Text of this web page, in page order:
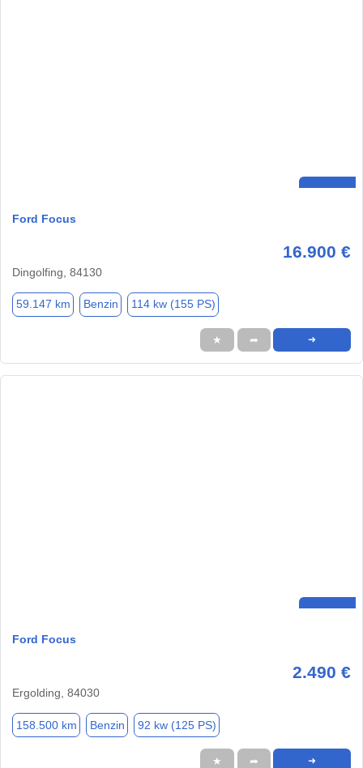
Ford Focus
16.900 €
Dingolfing, 84130
59.147 km Benzin 114 kw (155 PS)
★ ➦ ➜
Ford Focus
2.490 €
Ergolding, 84030
158.500 km Benzin 92 kw (125 PS)
★ ➦ ➜